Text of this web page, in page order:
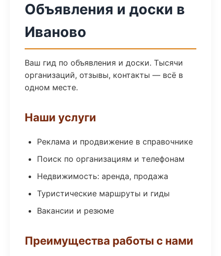
Объявления и доски в
Иваново
Ваш гид по объявления и доски. Тысячи
организаций, отзывы, контакты — всё в
одном месте.
Наши услуги
Реклама и продвижение в справочнике
Поиск по организациям и телефонам
Недвижимость: аренда, продажа
Туристические маршруты и гиды
Вакансии и резюме
Преимущества работы с нами